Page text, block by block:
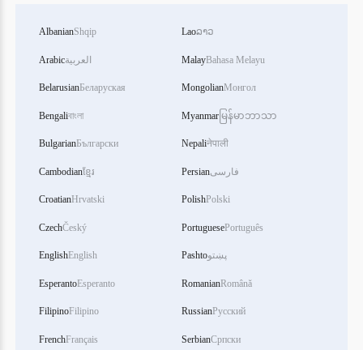
AlbanianShqip
Arabicالعربية
BelarusianБеларуская
Bengaliবাংলা
BulgarianБългарски
Cambodianខ្មែរ
CroatianHrvatski
CzechČeský
EnglishEnglish
EsperantoEsperanto
FilipinoFilipino
FrenchFrançais
Laoລາວ
MalayBahasa Melayu
MongolianМонгол
Myanmarမြန်မာဘာသာ
Nepaliनेपाली
Persian فارسی
PolishPolski
PortuguesePortuguês
Pashtoپښتو
RomanianRomână
RussianРусский
SerbianСрпски